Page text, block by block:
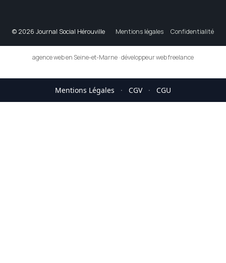
© 2026 Journal Social Hérouville Mentions légales Confidentialité
agence web en Seine-et-Marne·développeur web freelance
Mentions Légales · CGV · CGU